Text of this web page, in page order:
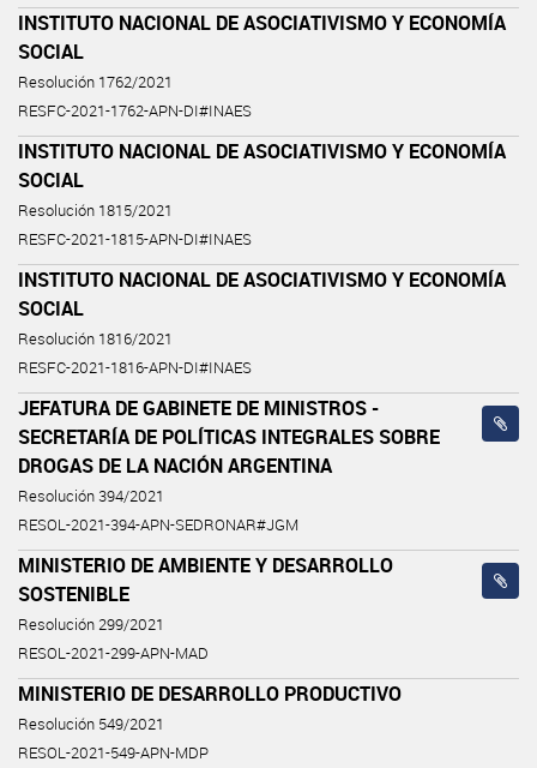
INSTITUTO NACIONAL DE ASOCIATIVISMO Y ECONOMÍA
SOCIAL
Resolución 1762/2021
RESFC-2021-1762-APN-DI#INAES
INSTITUTO NACIONAL DE ASOCIATIVISMO Y ECONOMÍA
SOCIAL
Resolución 1815/2021
RESFC-2021-1815-APN-DI#INAES
INSTITUTO NACIONAL DE ASOCIATIVISMO Y ECONOMÍA
SOCIAL
Resolución 1816/2021
RESFC-2021-1816-APN-DI#INAES
JEFATURA DE GABINETE DE MINISTROS -
SECRETARÍA DE POLÍTICAS INTEGRALES SOBRE
DROGAS DE LA NACIÓN ARGENTINA
Resolución 394/2021
RESOL-2021-394-APN-SEDRONAR#JGM
MINISTERIO DE AMBIENTE Y DESARROLLO
SOSTENIBLE
Resolución 299/2021
RESOL-2021-299-APN-MAD
MINISTERIO DE DESARROLLO PRODUCTIVO
Resolución 549/2021
RESOL-2021-549-APN-MDP